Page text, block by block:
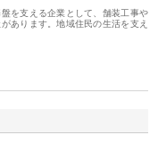
を支える企業として、舗装工事や
あります。地域住民の生活を支え